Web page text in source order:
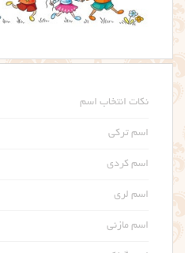
نکات انتخاب اسم
اسم ترکی
اسم کردی
اسم لری
اسم مازنی